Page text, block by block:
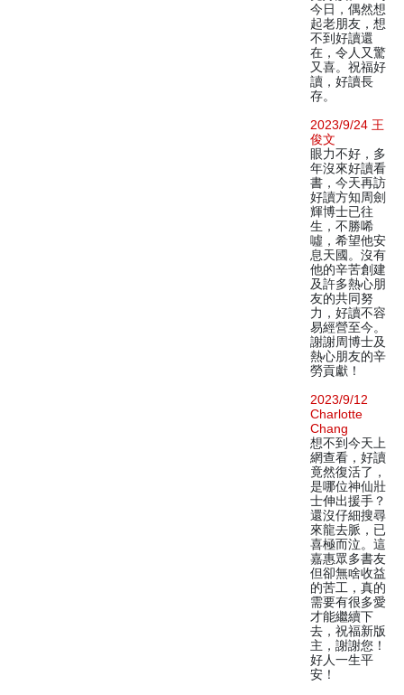
今日，偶然想
起老朋友，想
不到好讀還
在，令人又驚
又喜。祝福好
讀，好讀長
存。
2023/9/24 王
俊文
眼力不好，多
年沒來好讀看
書，今天再訪
好讀方知周劍
輝博士已往
生，不勝唏
噓，希望他安
息天國。沒有
他的辛苦創建
及許多熱心朋
友的共同努
力，好讀不容
易經營至今。
謝謝周博士及
熱心朋友的辛
勞貢獻！
2023/9/12
Charlotte
Chang
想不到今天上
網查看，好讀
竟然復活了，
是哪位神仙壯
士伸出援手？
還沒仔細搜尋
來龍去脈，已
喜極而泣。這
嘉惠眾多書友
但卻無啥收益
的苦工，真的
需要有很多愛
才能繼續下
去，祝福新版
主，謝謝您！
好人一生平
安！